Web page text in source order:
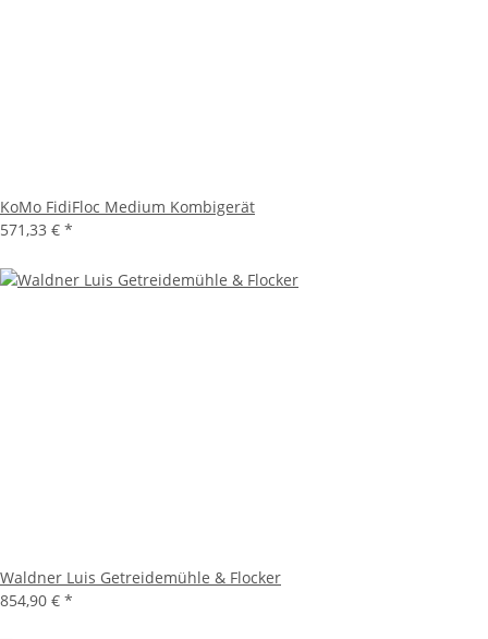
KoMo FidiFloc Medium Kombigerät
571,33 € *
Waldner Luis Getreidemühle & Flocker
854,90 € *